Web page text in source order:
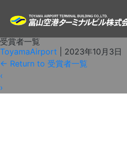
受賞者一覧
ToyamaAirport
2023年10月3日
← Return to 受賞者一覧
‹
›